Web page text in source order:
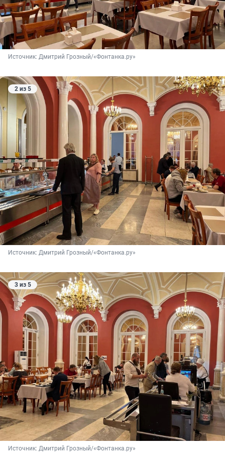
Источник: Дмитрий Грозный/«Фонтанка.ру»
2 из 5
Источник: Дмитрий Грозный/«Фонтанка.ру»
3 из 5
Источник: Дмитрий Грозный/«Фонтанка.ру»